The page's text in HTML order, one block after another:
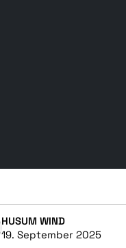
HUSUM WIND
19. September 2025